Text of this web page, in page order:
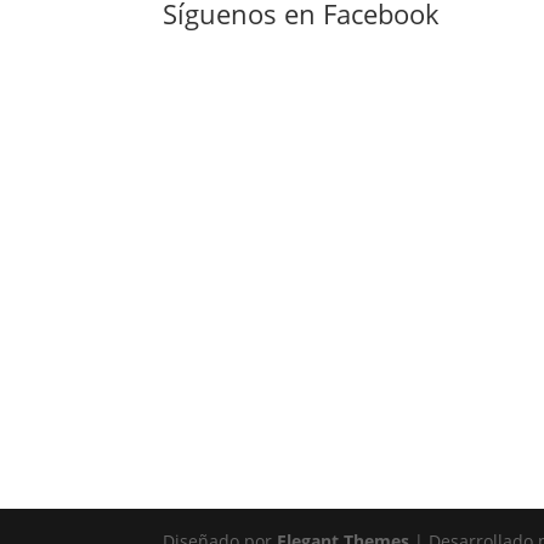
Síguenos en Facebook